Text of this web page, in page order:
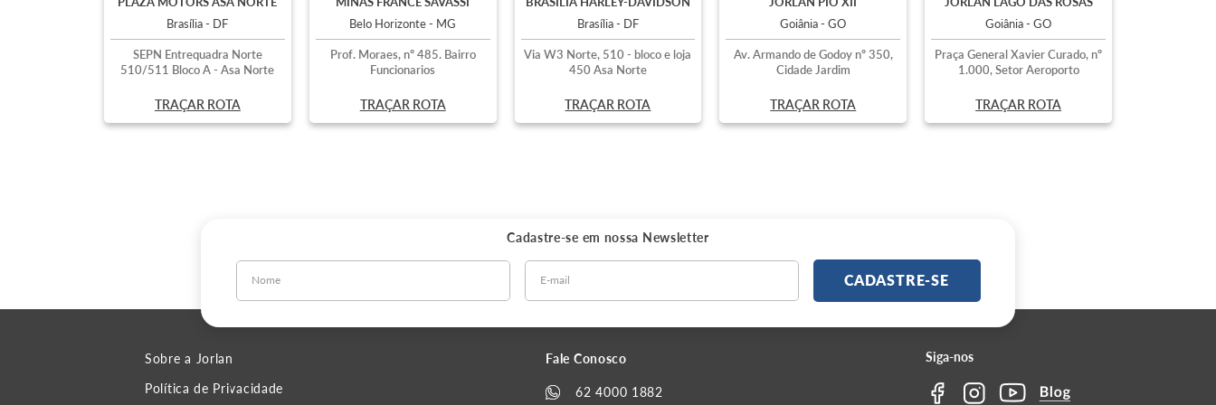
Brasília - DF
SEPN Entrequadra Norte
510/511 Bloco A - Asa Norte
TRAÇAR ROTA
Belo Horizonte - MG
Prof. Moraes, nº 485. Bairro
Funcionarios
TRAÇAR ROTA
Brasília - DF
Via W3 Norte, 510 - bloco e loja
450 Asa Norte
TRAÇAR ROTA
Goiânia - GO
Av. Armando de Godoy nº 350,
Cidade Jardim
TRAÇAR ROTA
Goiânia - GO
Praça General Xavier Curado, nº
1.000, Setor Aeroporto
TRAÇAR ROTA
Cadastre-se em nossa Newsletter
CADASTRE-SE
Sobre a Jorlan
Política de Privacidade
Fale Conosco
62 4000 1882
Siga-nos